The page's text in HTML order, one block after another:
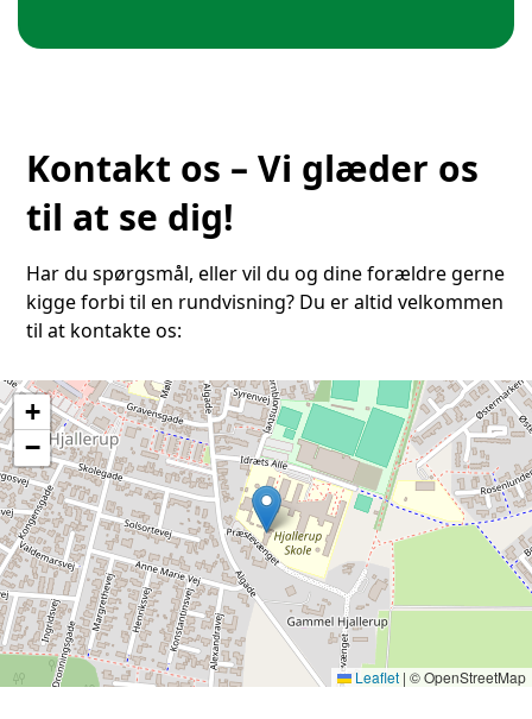
Kontakt os – Vi glæder os
til at se dig!
Har du spørgsmål, eller vil du og dine forældre gerne
kigge forbi til en rundvisning? Du er altid velkommen
til at kontakte os:
+
−
Leaflet | © OpenStreetMap